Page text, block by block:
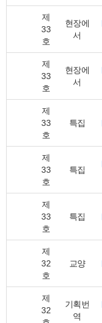
제
33
호
현장에
서
제
33
호
현장에
서
제
33
호
특집
제
33
호
특집
제
33
호
특집
제
32
호
교양
제
32
기획번
역